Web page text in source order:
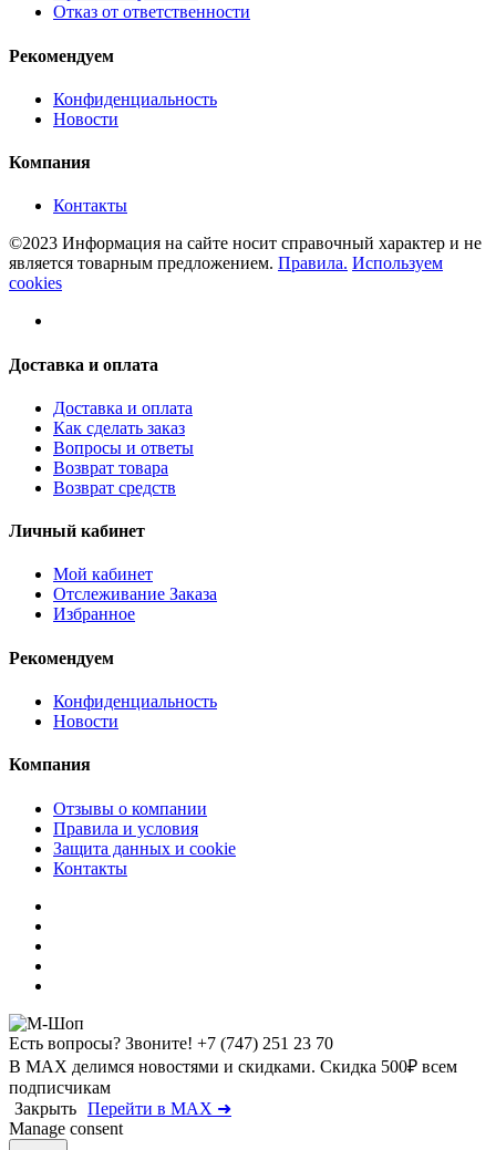
Отказ от ответственности
Рекомендуем
Конфиденциальность
Новости
Компания
Контакты
©2023 Информация на сайте носит справочный характер и не
является товарным предложением. Правила. Используем
cookies
Доставка и оплата
Доставка и оплата
Как сделать заказ
Вопросы и ответы
Возврат товара
Возврат средств
Личный кабинет
Мой кабинет
Отслеживание Заказа
Избранное
Рекомендуем
Конфиденциальность
Новости
Компания
Отзывы о компании
Правила и условия
Защита данных и cookie
Контакты
Есть вопросы? Звоните! +7 (747) 251 23 70
В MAX делимся новостями и скидками. Скидка 500₽ всем
подписчикам
Закрыть Перейти в MAX ➜
Manage consent